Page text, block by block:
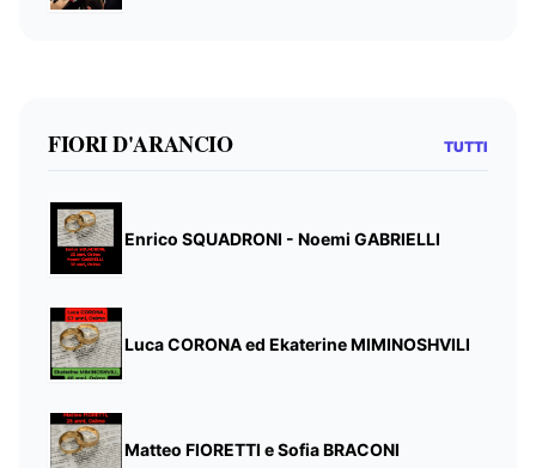
FIORI D'ARANCIO TUTTI
Enrico SQUADRONI - Noemi GABRIELLI
Luca CORONA ed Ekaterine MIMINOSHVILI
Matteo FIORETTI e Sofia BRACONI